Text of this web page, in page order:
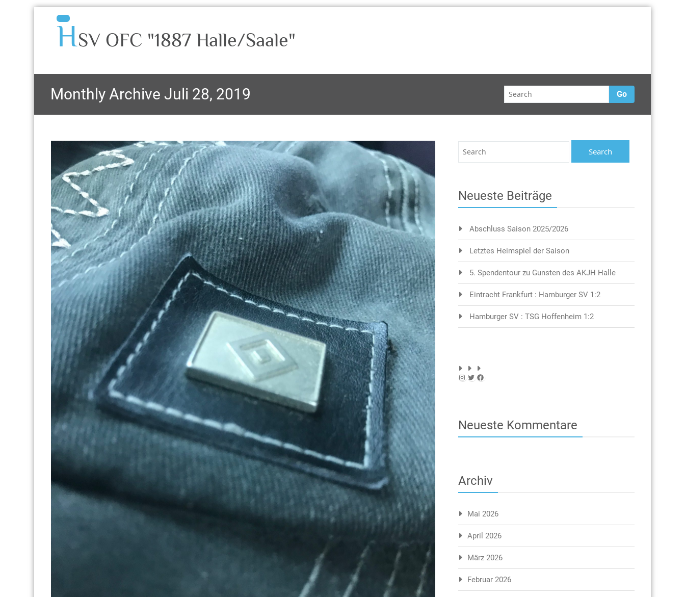
HSV OFC "1887 Halle/Saale"
Monthly Archive Juli 28, 2019 Go
Neueste Beiträge
Abschluss Saison 2025/2026
Letztes Heimspiel der Saison
5. Spendentour zu Gunsten des AKJH Halle
Eintracht Frankfurt : Hamburger SV 1:2
Hamburger SV : TSG Hoffenheim 1:2
Instagram
TwitterFacebook
Neueste Kommentare
Archiv
Mai 2026
April 2026
März 2026
Februar 2026